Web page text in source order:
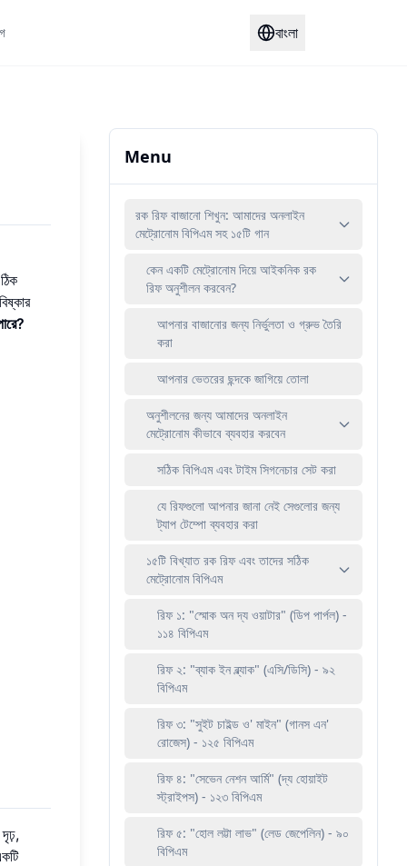
বাংলা
Menu
রক রিফ বাজানো শিখুন: আমাদের অনলাইন
মেট্রোনোম বিপিএম সহ ১৫টি গান
কেন একটি মেট্রোনোম দিয়ে আইকনিক রক
রিফ অনুশীলন করবেন?
আপনার বাজানোর জন্য নির্ভুলতা ও গ্রুভ তৈরি
করা
আপনার ভেতরের ছন্দকে জাগিয়ে তোলা
অনুশীলনের জন্য আমাদের অনলাইন
মেট্রোনোম কীভাবে ব্যবহার করবেন
সঠিক বিপিএম এবং টাইম সিগনেচার সেট করা
যে রিফগুলো আপনার জানা নেই সেগুলোর জন্য
ট্যাপ টেম্পো ব্যবহার করা
১৫টি বিখ্যাত রক রিফ এবং তাদের সঠিক
মেট্রোনোম বিপিএম
রিফ ১: "স্মোক অন দ্য ওয়াটার" (ডিপ পার্পল) -
১১৪ বিপিএম
রিফ ২: "ব্যাক ইন ব্ল্যাক" (এসি/ডিসি) - ৯২
বিপিএম
রিফ ৩: "সুইট চাইল্ড ও' মাইন" (গানস এন'
রোজেস) - ১২৫ বিপিএম
রিফ ৪: "সেভেন নেশন আর্মি" (দ্য হোয়াইট
স্ট্রাইপস) - ১২৩ বিপিএম
রিফ ৫: "হোল লট্টা লাভ" (লেড জেপেলিন) - ৯০
বিপিএম